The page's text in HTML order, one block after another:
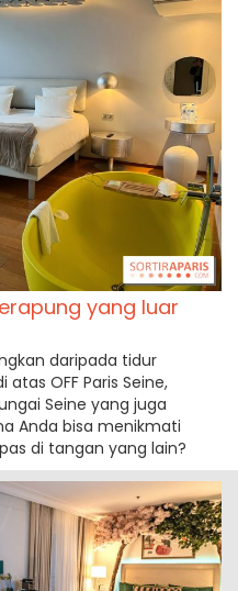
yang luar
daripada tidur
OFF Paris Seine,
Seine yang juga
Anda bisa menikmati
di tangan yang lain?